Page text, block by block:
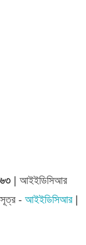
| আইইডিসিআর
- আইইডিসিআর|